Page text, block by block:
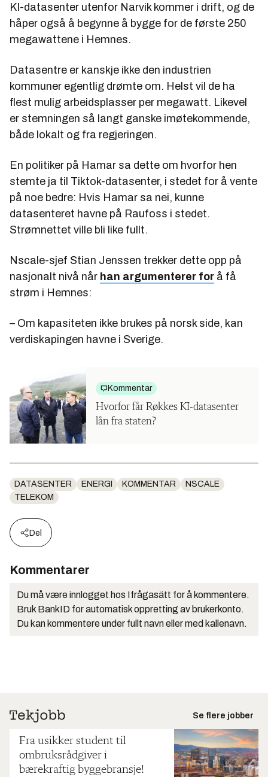
KI-datasenter utenfor Narvik kommer i drift, og de
håper også å begynne å bygge for de første 250
megawattene i Hemnes.
Datasentre er kanskje ikke den industrien
kommuner egentlig drømte om. Helst vil de ha
flest mulig arbeidsplasser per megawatt. Likevel
er stemningen så langt ganske imøtekommende,
både lokalt og fra regjeringen.
En politiker på Hamar sa dette om hvorfor hen
stemte ja til Tiktok-datasenter, i stedet for å vente
på noe bedre: Hvis Hamar sa nei, kunne
datasenteret havne på Raufoss i stedet.
Strømnettet ville bli like fullt.
Nscale-sjef Stian Jenssen trekker dette opp på
nasjonalt nivå når han argumenterer for å få
strøm i Hemnes:
– Om kapasiteten ikke brukes på norsk side, kan
verdiskapingen havne i Sverige.
Kommentar
Hvorfor får Røkkes KI-datasenter
lån fra staten?
DATASENTER ENERGI KOMMENTAR
NSCALE
TELEKOM
Del
Kommentarer
Du må være innlogget hos Ifrågasätt for å kommentere.
Bruk BankID for automatisk oppretting av brukerkonto.
Du kan kommentere under fullt navn eller med kallenavn.
Se flere jobber
Fra usikker student til
ombruksrådgiver i
bærekraftig byggebransje!